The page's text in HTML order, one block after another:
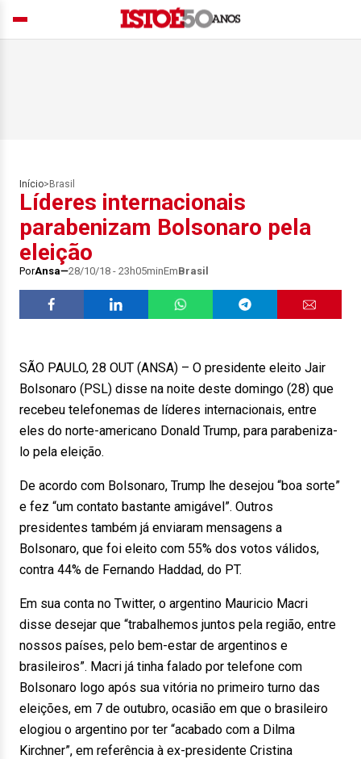
Início> Brasil
Líderes internacionais
parabenizam Bolsonaro pela
eleição
PorAnsa 28/10/18 - 23h05minEmBrasil
SÃO PAULO, 28 OUT (ANSA) – O presidente eleito Jair
Bolsonaro (PSL) disse na noite deste domingo (28) que
recebeu telefonemas de líderes internacionais, entre
eles do norte-americano Donald Trump, para parabeniza-
lo pela eleição.
De acordo com Bolsonaro, Trump lhe desejou “boa sorte”
e fez “um contato bastante amigável”. Outros
presidentes também já enviaram mensagens a
Bolsonaro, que foi eleito com 55% dos votos válidos,
contra 44% de Fernando Haddad, do PT.
Em sua conta no Twitter, o argentino Mauricio Macri
disse desejar que “trabalhemos juntos pela região, entre
nossos países, pelo bem-estar de argentinos e
brasileiros”. Macri já tinha falado por telefone com
Bolsonaro logo após sua vitória no primeiro turno das
eleições, em 7 de outubro, ocasião em que o brasileiro
elogiou o argentino por ter “acabado com a Dilma
Kirchner”, em referência à ex-presidente Cristina